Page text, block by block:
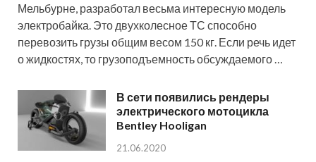
Мельбурне, разработал весьма интересную модель
электробайка. Это двухколесное ТС способно
перевозить грузы общим весом 150 кг. Если речь идет
о жидкостях, то грузоподъемность обсуждаемого …
В сети появились рендеры
электрического мотоцикла
Bentley Hooligan
21.06.2020